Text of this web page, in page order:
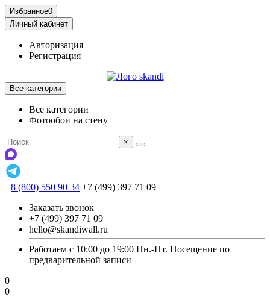
Избранное0
Личный кабинет
Авторизация
Регистрация
Все категории
Все категории
Фотообои на стену
×
8 (800) 550 90 34 +7 (499) 397 71 09
Заказать звонок
+7 (499) 397 71 09
hello@skandiwall.ru
Работаем с 10:00 до 19:00 Пн.-Пт. Посещение по
предварительной записи
0
0